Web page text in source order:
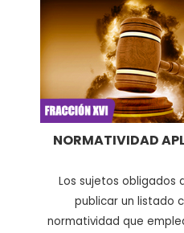
NORMATIVIDAD
Los sujetos obligados
publicar un listado
normatividad que